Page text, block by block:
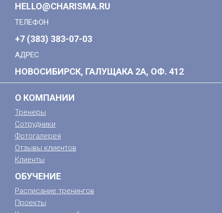
HELLO@CHARISMA.RU
ТЕЛЕФОН
+7 (383) 383-07-03
АДРЕС
НОВОСИБИРСК, ГАЛУЩАКА 2А, ОФ. 412
О КОМПАНИИ
Тренеры
Сотрудники
Фотогалерея
Отзывы клиентов
Клиенты
ОБУЧЕНИЕ
Расписание тренингов
Проекты